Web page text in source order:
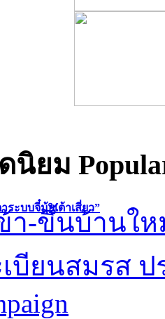
ะบบจี๋มุ้ยเต้าเสี่ยว”
นิยม
า-ขึ้นบ้านให
บียนสมรส ป